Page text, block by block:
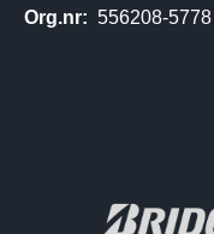
Org.nr: 556208-5778